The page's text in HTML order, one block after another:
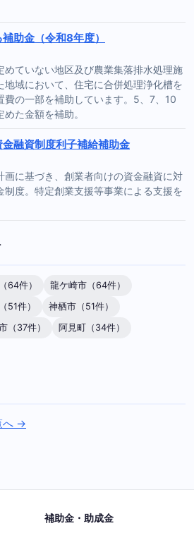
助金（令和8年度）
めていない地区及び農業集落排水処理施
地域において、住宅に合併処理浄化槽を
費の一部を補助しています。5、7、10
た金額を補助。
融資制度利子補給補助金
画に基づき、創業者向けの資金融資に対
制度。特定創業支援等事業による支援を
64件）
龍ケ崎市（64件）
51件）
神栖市（51件）
（37件）
阿見町（34件）
へ →
補助金・助成金